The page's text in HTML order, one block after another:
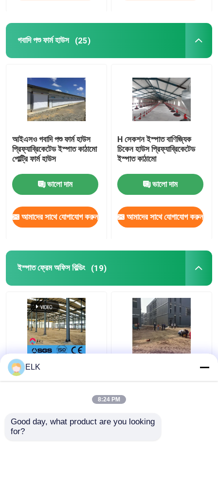
গবাদি পশু ফার্ম হাউস (25)
আইএসও গবাদি পশু ফার্ম হাউস
প্রিফ্যাব্রিকেটেড ইস্পাত কাঠামো
পোল্ট্রি ফার্ম হাউস
ভালো দাম
আমাদের সাথে যোগাযোগ করুন
H সেকশন ইস্পাত বাণিজ্যিক
চিকেন হাউস প্রিফ্যাব্রিকেটেড
ইস্পাত কাঠামো
ভালো দাম
আমাদের সাথে যোগাযোগ করুন
ইস্পাত ফ্রেম অফিস বিল্ডিং (19)
গরম-রোল্ড ইস্পাত ফ্রেম অফিস
বিল্ডিং টেকসই পুনর্ব্যবহারযোগ্য
Q355B স্টিল ফ্রেম মাল্টি স্টোরি
ELK
8:24 PM
Good day, what product are you looking
for?